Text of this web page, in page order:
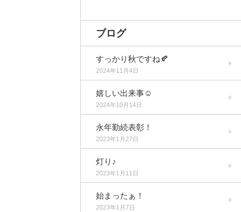
ブログ
すっかり秋ですね🍂
2024年11月4日
嬉しい出来事☺️
2024年10月14日
永年勤続表彰！
2023年1月27日
灯り♪
2023年1月11日
始まったぁ！
2023年1月7日